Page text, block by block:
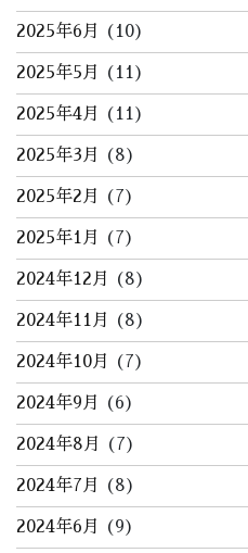
2025年6月 (10)
2025年5月 (11)
2025年4月 (11)
2025年3月 (8)
2025年2月 (7)
2025年1月 (7)
2024年12月 (8)
2024年11月 (8)
2024年10月 (7)
2024年9月 (6)
2024年8月 (7)
2024年7月 (8)
2024年6月 (9)